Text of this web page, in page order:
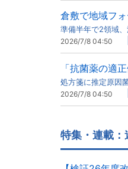
倉敷で地域フ
準備半年で2領域
2026/7/8 04:50
「抗菌薬の適
処方箋に推定原因
2026/7/8 04:50
特集・連載：